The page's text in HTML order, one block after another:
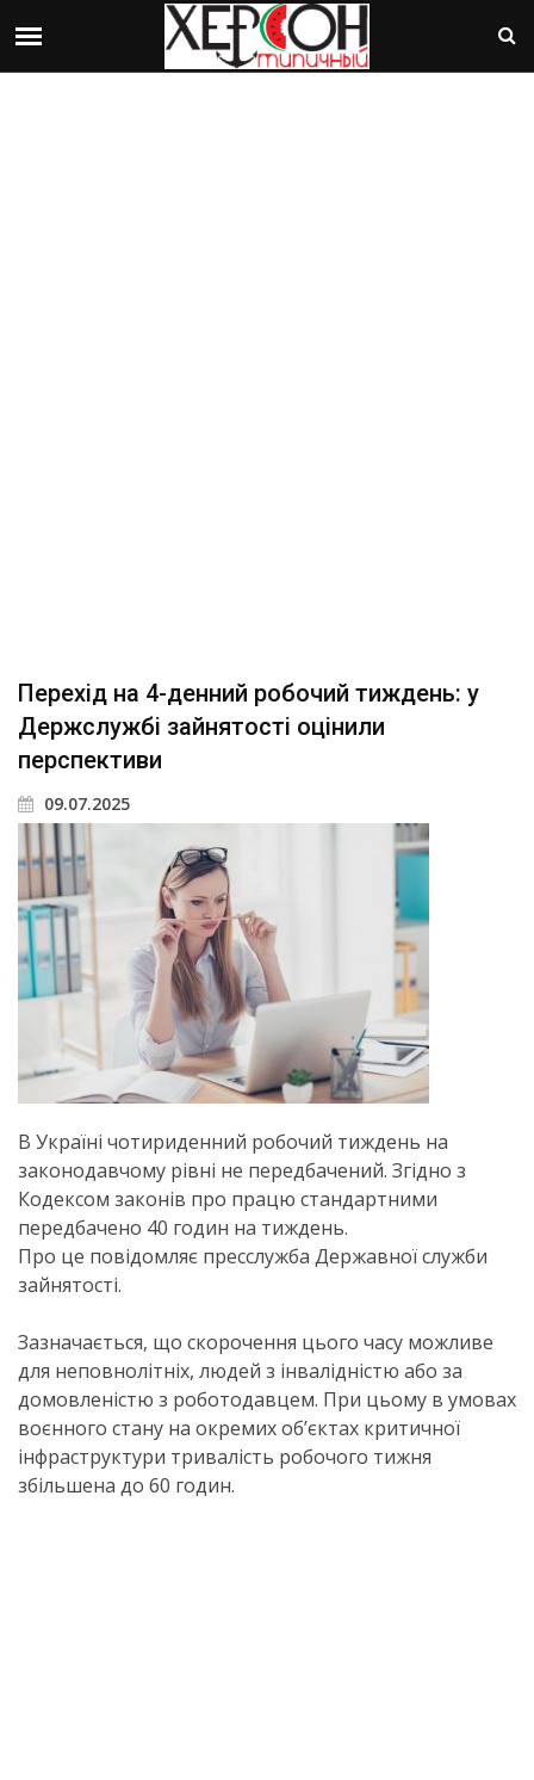
Перехід на 4-денний робочий тиждень: у
Держслужбі зайнятості оцінили
перспективи
09.07.2025
В Україні чотириденний робочий тиждень на
законодавчому рівні не передбачений. Згідно з
Кодексом законів про працю стандартними
передбачено 40 годин на тиждень.
Про це повідомляє пресслужба Державної служби
зайнятості.
Зазначається, що скорочення цього часу можливе
для неповнолітніх, людей з інвалідністю або за
домовленістю з роботодавцем. При цьому в умовах
воєнного стану на окремих об’єктах критичної
інфраструктури тривалість робочого тижня
збільшена до 60 годин.